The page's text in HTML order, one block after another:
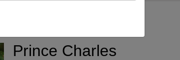
Prince Charles